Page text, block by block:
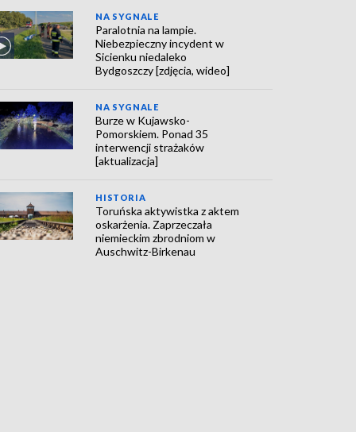
NA SYGNALE
Paralotnia na lampie.
Niebezpieczny incydent w
Sicienku niedaleko
Bydgoszczy [zdjęcia, wideo]
NA SYGNALE
Burze w Kujawsko-
Pomorskiem. Ponad 35
interwencji strażaków
[aktualizacja]
HISTORIA
Toruńska aktywistka z aktem
oskarżenia. Zaprzeczała
niemieckim zbrodniom w
Auschwitz-Birkenau